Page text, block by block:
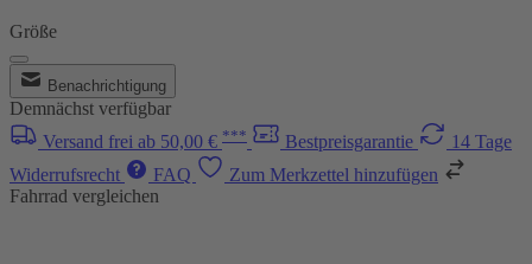
Größe
Benachrichtigung
Demnächst verfügbar
Versand frei ab 50,00 € *** Bestpreisgarantie
14 Tage
Widerrufsrecht
FAQ
Zum Merkzettel hinzufügen
Fahrrad vergleichen